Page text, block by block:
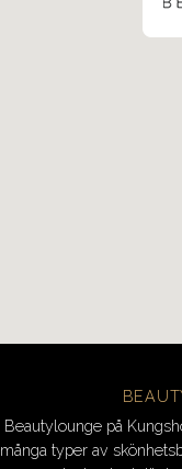
Beautylounge på
många typer av